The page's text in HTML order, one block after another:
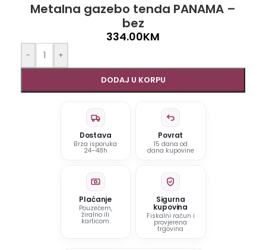
Metalna gazebo tenda PANAMA –
bez
334.00KM
- +
DODAJ U KORPU
Dostava
Brza isporuka
24–48h
Povrat
15 dana od
dana kupovine
Plaćanje
Pouzećem,
žiralno ili
karticom
Sigurna
kupovina
Fiskalni račun i
provjerena
trgovina